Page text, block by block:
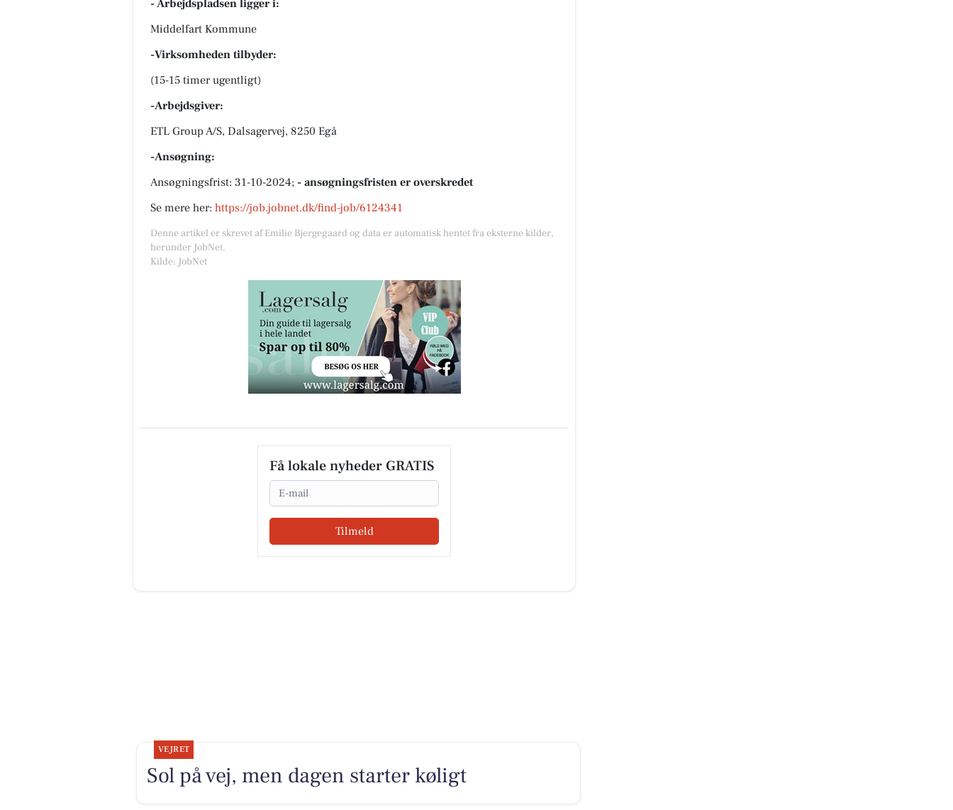
- Arbejdspladsen ligger i:
Middelfart Kommune
-Virksomheden tilbyder:
(15-15 timer ugentligt)
-Arbejdsgiver:
ETL Group A/S, Dalsagervej, 8250 Egå
-Ansøgning:
Ansøgningsfrist: 31-10-2024; - ansøgningsfristen er overskredet
Se mere her: https://job.jobnet.dk/find-job/6124341
Denne artikel er skrevet af Emilie Bjergegaard og data er automatisk hentet fra eksterne kilder,
herunder JobNet.
Kilde: JobNet
Få lokale nyheder GRATIS
Email
Tilmeld
VEJRET
Sol på vej, men dagen starter køligt